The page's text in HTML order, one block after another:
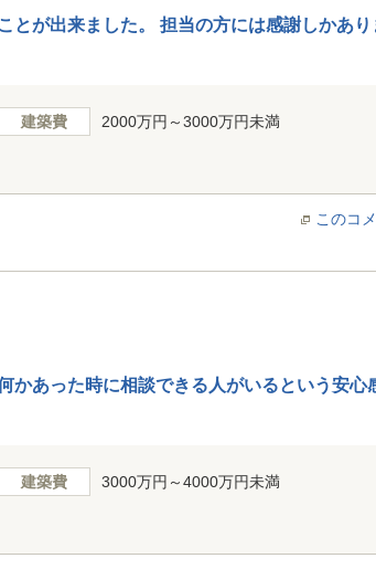
が出来ました。 担当の方には感謝しかあり
建築費 2000万円～3000万円未満
このコ
あった時に相談できる人がいるという安心
建築費 3000万円～4000万円未満